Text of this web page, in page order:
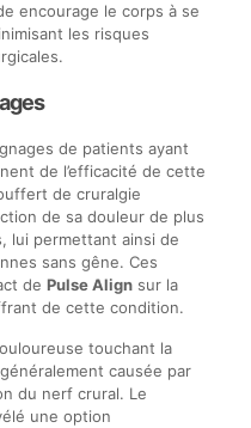
encourage le corps à se
les risques
de patients ayant
de l’efficacité de cette
de cruralgie
de sa douleur de plus
lui permettant ainsi de
sans gêne. Ces
de Pulse Alignsur la
de cette condition.
touchant la
causée par
du nerf crural. Le
une option